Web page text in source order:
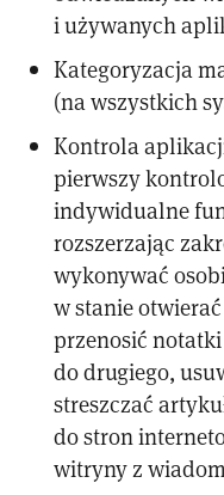
i używanych
Kategoryzacja
(na wszystkich
Kontrola
pierwszy
indywidualne
rozszerzając
wykonywać
w stanie
przenosić
do drugiego,
streszczać
do stron
witryny z